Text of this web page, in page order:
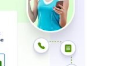
Add Buttons